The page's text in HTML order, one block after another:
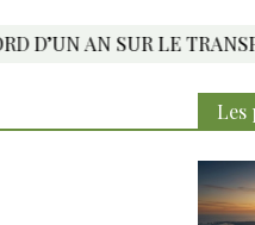
LE TRANSPORT DE
Les